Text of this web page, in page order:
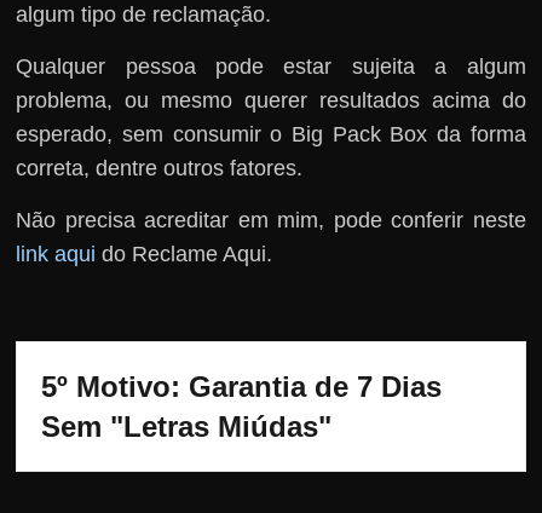
algum tipo de reclamação.
Qualquer pessoa pode estar sujeita a algum
problema, ou mesmo querer resultados acima do
esperado, sem consumir o Big Pack Box da forma
correta, dentre outros fatores.
Não precisa acreditar em mim, pode conferir neste
link aqui do Reclame Aqui.
5º Motivo: Garantia de 7 Dias
Sem "Letras Miúdas"